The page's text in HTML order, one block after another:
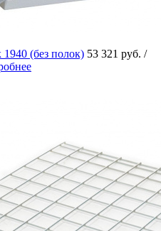
(без полок) 53 321 руб. /